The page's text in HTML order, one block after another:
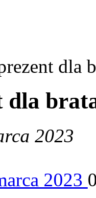
dla
dla
2023
2023